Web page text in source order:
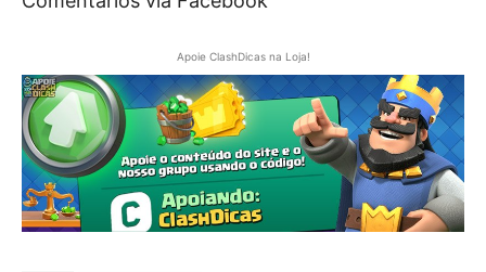
Apoie ClashDicas na Loja!